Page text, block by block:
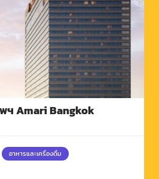
โรงแรมอมารี กรุงเทพฯ Amari Bangkok
อาหารและเครื่องดื่ม